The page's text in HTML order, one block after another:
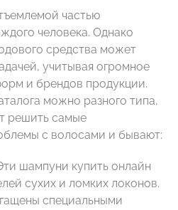
частью
человека. Однако
средства может
учитывая огромное
и брендов продукции.
можно разного типа,
решить самые
с волосами и бывают:
шампуни купить онлайн
сухих и ломких локонов.
специальными